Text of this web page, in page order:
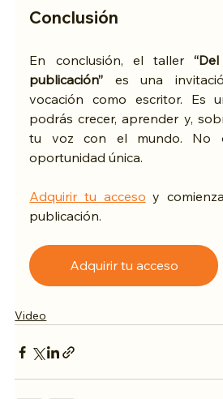
Conclusión
En conclusión, el taller
publicación” es una
vocación como escritor. Es
podrás crecer, aprender y,
tu voz con el mundo. No
oportunidad única.
Adquirir tu acceso y
publicación.
Adquirir tu acceso
Video